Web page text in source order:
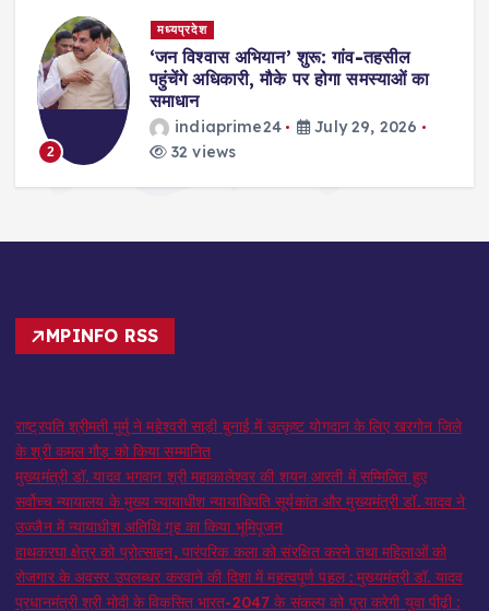
2
मध्यप्रदेश
‘जन विश्वास अभियान’ शुरू: गांव-तहसील
पहुंचेंगे अधिकारी, मौके पर होगा समस्याओं का
समाधान
indiaprime24
July 29, 2026
32 views
MPINFO RSS
राष्ट्रपति श्रीमती मुर्मु ने महेश्वरी साड़ी बुनाई में उत्कृष्ट योगदान के लिए खरगोन जिले
के श्री कमल गौड़ को किया सम्मानित
मुख्यमंत्री डॉ. यादव भगवान श्री महाकालेश्‍वर की शयन आरती में सम्मिलित हुए
सर्वोच्च न्यायालय के मुख्‍य न्‍यायाधीश न्यायाधिपति सूर्यकांत और मुख्यमंत्री डॉ. यादव ने
उज्जैन में न्यायाधीश अतिथि गृह का किया भूमिपूजन
हाथकरघा क्षेत्र को प्रोत्साहन, पारंपरिक कला को संरक्षित करने तथा महिलाओं को
रोजगार के अवसर उपलब्धर करवाने की दिशा में महत्वपूर्ण पहल : मुख्यमंत्री डॉ. यादव
प्रधानमंत्री श्री मोदी के विकसित भारत-2047 के संकल्प को पूरा करेगी युवा पीढ़ी :